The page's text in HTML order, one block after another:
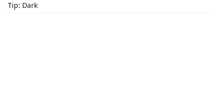
Tip: Dark